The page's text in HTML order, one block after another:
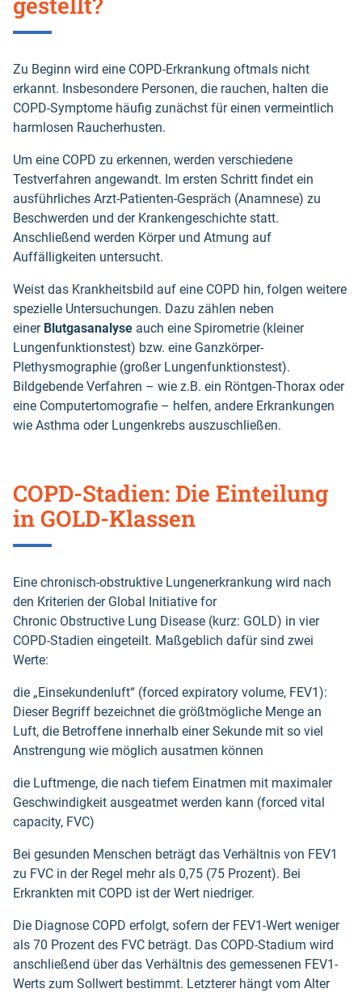
Zu Beginn wird eine COPD-Erkrankung oftmals nicht
erkannt. Insbesondere Personen, die rauchen, halten die
COPD-Symptome häufig zunächst für einen vermeintlich
harmlosen Raucherhusten.
Um eine COPD zu erkennen, werden verschiedene
Testverfahren angewandt. Im ersten Schritt findet ein
ausführliches Arzt-Patienten-Gespräch (Anamnese) zu
Beschwerden und der Krankengeschichte statt.
Anschließend werden Körper und Atmung auf
Auffälligkeiten untersucht.
Weist das Krankheitsbild auf eine COPD hin, folgen weitere
spezielle Untersuchungen. Dazu zählen neben
einer Blutgasanalyse auch eine Spirometrie (kleiner
Lungenfunktionstest) bzw. eine Ganzkörper-
Plethysmographie (großer Lungenfunktionstest).
Bildgebende Verfahren – wie z.B. ein Röntgen-Thorax oder
eine Computertomografie – helfen, andere Erkrankungen
wie Asthma oder Lungenkrebs auszuschließen.
COPD-Stadien: Die Einteilung
in GOLD-Klassen
Eine chronisch-obstruktive Lungenerkrankung wird nach
den Kriterien der Global Initiative for
Chronic Obstructive Lung Disease (kurz: GOLD) in vier
COPD-Stadien eingeteilt. Maßgeblich dafür sind zwei
Werte:
die „Einsekundenluft“ (forced expiratory volume, FEV1):
Dieser Begriff bezeichnet die größtmögliche Menge an
Luft, die Betroffene innerhalb einer Sekunde mit so viel
Anstrengung wie möglich ausatmen können
die Luftmenge, die nach tiefem Einatmen mit maximaler
Geschwindigkeit ausgeatmet werden kann (forced vital
capacity, FVC)
Bei gesunden Menschen beträgt das Verhältnis von FEV1
zu FVC in der Regel mehr als 0,75 (75 Prozent). Bei
Erkrankten mit COPD ist der Wert niedriger.
Die Diagnose COPD erfolgt, sofern der FEV1-Wert weniger
als 70 Prozent des FVC beträgt. Das COPD-Stadium wird
anschließend über das Verhältnis des gemessenen FEV1-
Werts zum Sollwert bestimmt. Letzterer hängt vom Alter